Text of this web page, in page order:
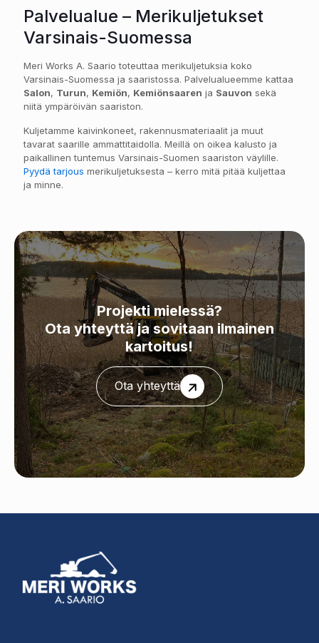
Palvelualue – Merikuljetukset
Varsinais-Suomessa
Meri Works A. Saario toteuttaa merikuljetuksia koko
Varsinais-Suomessa ja saaristossa. Palvelualueemme kattaa
Salon, Turun, Kemiön, Kemiönsaaren ja Sauvon sekä
niitä ympäröivän saariston.
Kuljetamme kaivinkoneet, rakennusmateriaalit ja muut
tavarat saarille ammattitaidolla. Meillä on oikea kalusto ja
paikallinen tuntemus Varsinais-Suomen saariston väylille.
Pyydä tarjous merikuljetuksesta – kerro mitä pitää kuljettaa
ja minne.
Projekti mielessä?
Ota yhteyttä ja sovitaan ilmainen
kartoitus!
Ota yhteyttä